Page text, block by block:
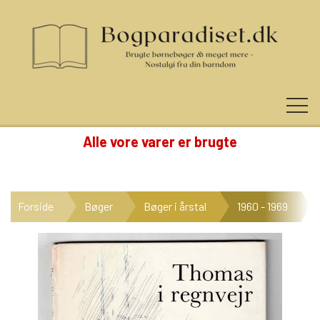
NYHEDER
KATEGORIER
Alle vore varer er brugte
Forside Bøger Bøger i årstal 1960 - 1969